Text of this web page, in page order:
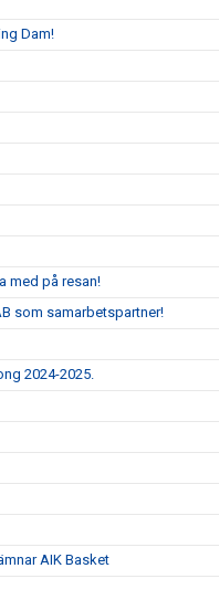
Dam!
med på resan!
som samarbetspartner!
2024-2025.
AIK Basket